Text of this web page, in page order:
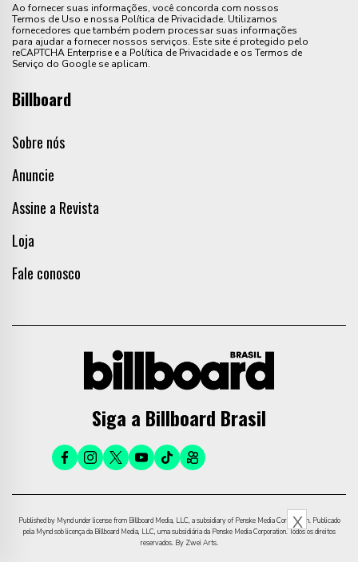
Ao fornecer suas informações, você concorda com nossos
Termos de Uso e nossa Política de Privacidade. Utilizamos
fornecedores que também podem processar suas informações
para ajudar a fornecer nossos serviços. Este site é protegido pelo
reCAPTCHA Enterprise e a Política de Privacidade e os Termos de
Serviço do Google se aplicam.
Billboard
Sobre nós
Anuncie
Assine a Revista
Loja
Fale conosco
Siga a Billboard Brasil
Published by Mynd under license from Billboard Media, LLC, a subsidiary of Penske Media Corporation. Publicado
pela Mynd sob licença da Billboard Media, LLC, uma subsidiária da Penske Media Corporation. Todos os direitos
reservados. By Zwei Arts.
X